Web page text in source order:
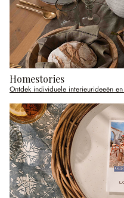
Homestories
Ontdek individuele interieurideeën